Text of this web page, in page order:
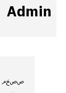
Admin